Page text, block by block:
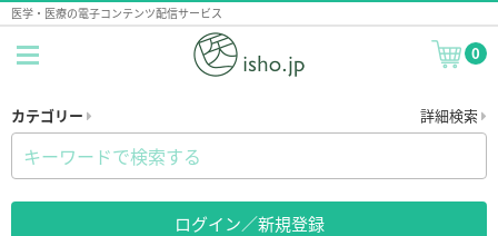
医学・医療の電子コンテンツ配信サービス
0
カテゴリー 詳細検索
ログイン／新規登録